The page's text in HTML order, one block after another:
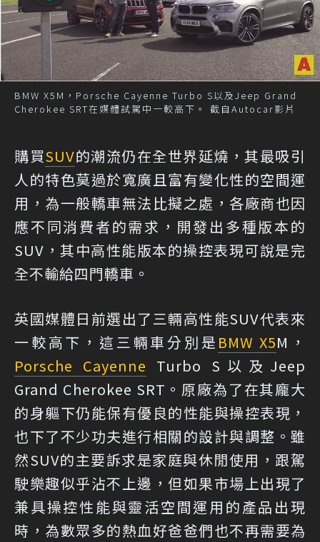
BMW X5M，Porsche Cayenne Turbo S以及Jeep Grand
Cherokee SRT在媒體試駕中一較高下。 截自Autocar影片
購買SUV的潮流仍在全世界延燒，其最吸引
人的特色莫過於寬廣且富有變化性的空間運
用，為一般轎車無法比擬之處，各廠商也因
應不同消費者的需求，開發出多種版本的
SUV，其中高性能版本的操控表現可說是完
全不輸給四門轎車。
英國媒體日前選出了三輛高性能SUV代表來
一較高下，這三輛車分別是 BMW X5M，
Porsche Cayenne Turbo S以及Jeep
Grand Cherokee SRT。原廠為了在其龐大
的身軀下仍能保有優良的性能與操控表現，
也下了不少功夫進行相關的設計與調整。雖
然SUV的主要訴求是家庭與休閒使用，跟駕
駛樂趣似乎沾不上邊，但如果市場上出現了
兼具操控性能與靈活空間運用的產品出現
時，為數眾多的熱血好爸爸們也不再需要為